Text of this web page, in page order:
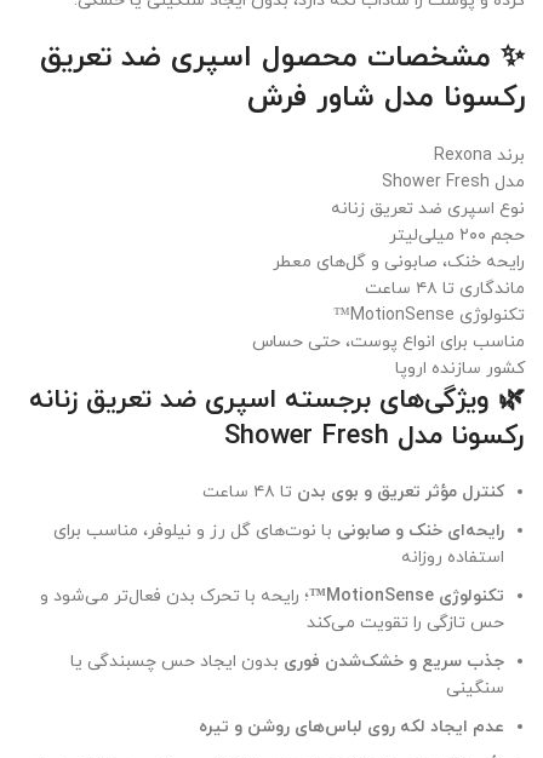
✨ مشخصات محصول اسپری ضد تعریق
رکسونا مدل شاور فرش
برند Rexona
مدل Shower Fresh
نوع اسپری ضد تعریق زنانه
حجم ۲۰۰ میلی‌لیتر
رایحه خنک، صابونی و گل‌های معطر
ماندگاری تا ۴۸ ساعت
تکنولوژی MotionSense™
مناسب برای انواع پوست، حتی حساس
کشور سازنده اروپا
🌿 ویژگی‌های برجسته اسپری ضد تعریق زنانه
رکسونا مدل Shower Fresh
کنترل مؤثر تعریق و بوی بدن تا ۴۸ ساعت
رایحه‌ای خنک و صابونی با نوت‌های گل رز و نیلوفر، مناسب برای
استفاده روزانه
تکنولوژی MotionSense™
؛ رایحه با تحرک بدن فعال‌تر می‌شود و
حس تازگی را تقویت می‌کند
جذب سریع و خشک‌شدن فوری بدون ایجاد حس چسبندگی یا
سنگینی
عدم ایجاد لکه روی لباس‌های روشن و تیره